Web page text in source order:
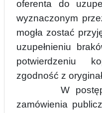
oferenta do
wyznaczonym
mogła zostać
uzupełnieniu
potwierdzeniu
zgodność z
W
zamówienia